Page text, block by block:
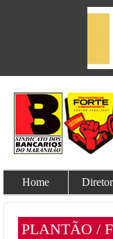
Home
PLANTÃO /